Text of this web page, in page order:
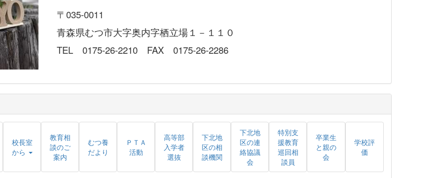
〒035-0011
青森県むつ市大字奥内字栖立場１－１１０
TEL 0175-26-2210 FAX 0175-26-2286
校長室
から
教育相
談のご
案内
むつ養
だより
ＰＴＡ
活動
高等部
入学者
選抜
下北地
区の相
談機関
下北地
区の連
絡協議
会
特別支
援教育
巡回相
談員
卒業生
と親の
会
学校評
価